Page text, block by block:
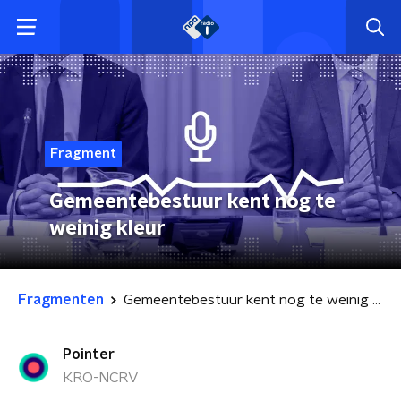
Fragment
Gemeentebestuur kent nog te
weinig kleur
Fragmenten Gemeentebestuur kent nog te weinig kleur
Pointer
KRO-NCRV